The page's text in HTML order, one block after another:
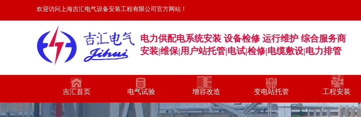
欢迎访问上海吉汇电气设备安装工程有限公司官方网站！
电力供配电系统安装 设备检修 运行维护 综合服务商
安装|维保|用户站托管|电试|检修|电缆敷设|电力排管
吉汇首页 电气试验 增容改造 变电站托管 工程安装